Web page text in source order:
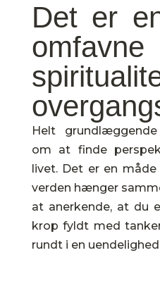
Det er
Helt
om at finde
livet. Det er en
verden hænger
at anerkende, at du
krop fyldt med
rundt i en